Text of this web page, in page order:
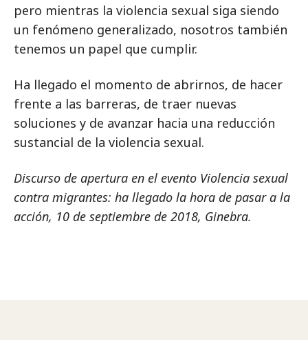
pero mientras la violencia sexual siga siendo
un fenómeno generalizado, nosotros también
tenemos un papel que cumplir.
Ha llegado el momento de abrirnos, de hacer
frente a las barreras, de traer nuevas
soluciones y de avanzar hacia una reducción
sustancial de la violencia sexual.
Discurso de apertura en el evento Violencia sexual
contra migrantes: ha llegado la hora de pasar a la
acción, 10 de septiembre de 2018, Ginebra.